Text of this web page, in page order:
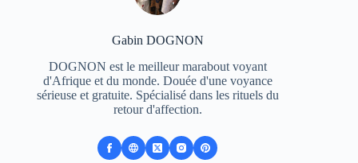
Gabin DOGNON
DOGNON est le meilleur marabout voyant
d'Afrique et du monde. Douée d'une voyance
sérieuse et gratuite. Spécialisé dans les rituels du
retour d'affection.